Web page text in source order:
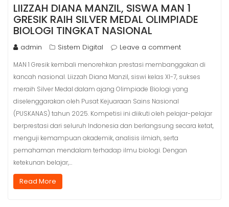
LIIZZAH DIANA MANZIL, SISWA MAN 1
GRESIK RAIH SILVER MEDAL OLIMPIADE
BIOLOGI TINGKAT NASIONAL
admin Sistem Digital Leave a comment
MAN 1 Gresik kembali menorehkan prestasi membanggakan di
kancah nasional. Liizzah Diana Manzil, siswi kelas XI-7, sukses
meraih Silver Medal dalam ajang Olimpiade Biologi yang
diselenggarakan oleh Pusat Kejuaraan Sains Nasional
(PUSKANAS) tahun 2025. Kompetisi ini diikuti oleh pelajar-pelajar
berprestasi dari seluruh Indonesia dan berlangsung secara ketat,
menguji kemampuan akademik, analisis ilmiah, serta
pemahaman mendalam terhadap ilmu biologi. Dengan
ketekunan belajar,…
Read More